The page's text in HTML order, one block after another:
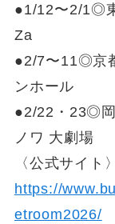
●1/12〜2/1◎
Za
●2/7〜11◎京
ンホール
●2/22・23◎
ノワ 大劇場
〈公式サイト〉
https://
etroom2026/